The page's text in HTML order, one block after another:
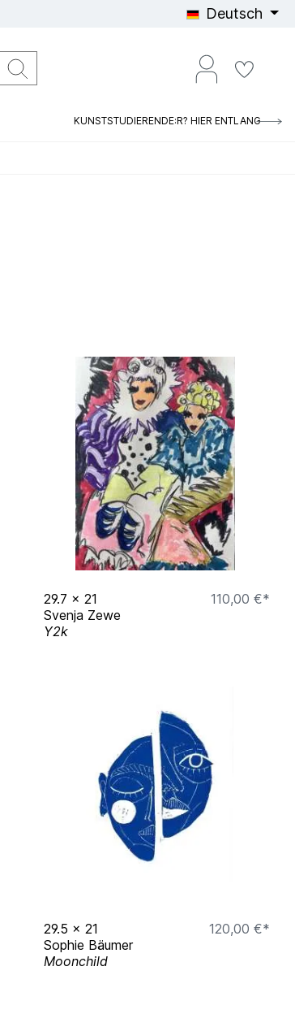
Deutsch
KUNSTSTUDIERENDE:R? HIER ENTLANG
29.7 x 21
110,00 €*
Svenja Zewe
Y2k
29.5 x 21
120,00 €*
Sophie Bäumer
Moonchild